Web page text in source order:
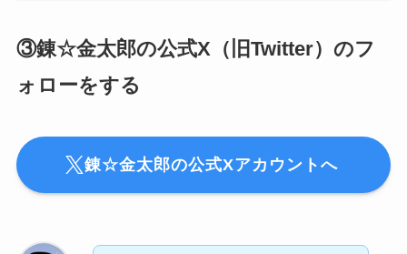
③錬☆金太郎の公式X（旧Twitter）のフ
ォローをする
錬☆金太郎の公式Xアカウントへ